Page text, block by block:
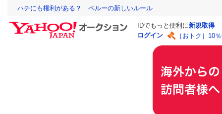
ハチにも権利がある？ ペルーの新しいルール
IDでもっと便利に新規取得
ログイン
［おトク］10